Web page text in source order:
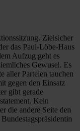
Zielsicher
das Paul-Löbe-Haus
Aufzug geht es
Gewusel. Es
aller Parteien tauchen
gegen den Einsatz
gibt gerade
Kein
die andere Seite den